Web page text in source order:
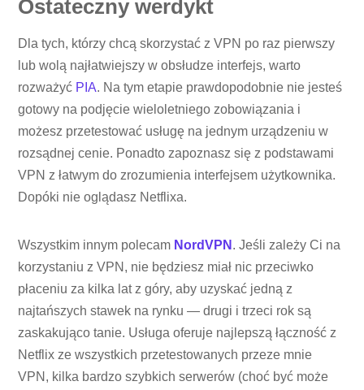
Ostateczny werdykt
Dla tych, którzy chcą skorzystać z VPN po raz pierwszy
lub wolą najłatwiejszy w obsłudze interfejs, warto
rozważyć PIA. Na tym etapie prawdopodobnie nie jesteś
gotowy na podjęcie wieloletniego zobowiązania i
możesz przetestować usługę na jednym urządzeniu w
rozsądnej cenie. Ponadto zapoznasz się z podstawami
VPN z łatwym do zrozumienia interfejsem użytkownika.
Dopóki nie oglądasz Netflixa.
Wszystkim innym polecam NordVPN . Jeśli zależy Ci na
korzystaniu z VPN, nie będziesz miał nic przeciwko
płaceniu za kilka lat z góry, aby uzyskać jedną z
najtańszych stawek na rynku — drugi i trzeci rok są
zaskakująco tanie. Usługa oferuje najlepszą łączność z
Netflix ze wszystkich przetestowanych przeze mnie
VPN, kilka bardzo szybkich serwerów (choć być może